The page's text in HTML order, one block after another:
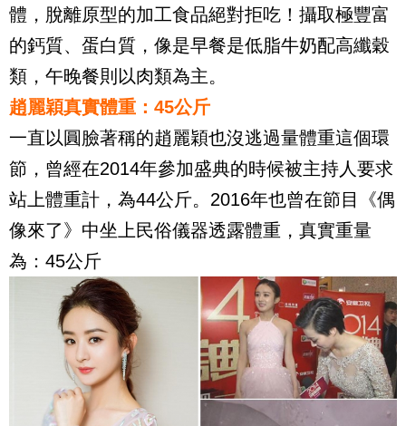
體，脫離原型的加工食品絕對拒吃！攝取極豐富
的鈣質、蛋白質，像是早餐是低脂牛奶配高纖穀
類，午晚餐則以肉類為主。
趙麗穎真實體重：45公斤
一直以圓臉著稱的趙麗穎也沒逃過量體重這個環
節，曾經在2014年參加盛典的時候被主持人要求
站上體重計，為44公斤。2016年也曾在節目《偶
像來了》中坐上民俗儀器透露體重，真實重量
為：45公斤